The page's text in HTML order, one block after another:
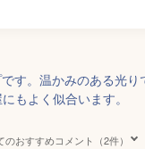
す。温かみのある光り
もよく似合います。
のおすすめコメント（2件）